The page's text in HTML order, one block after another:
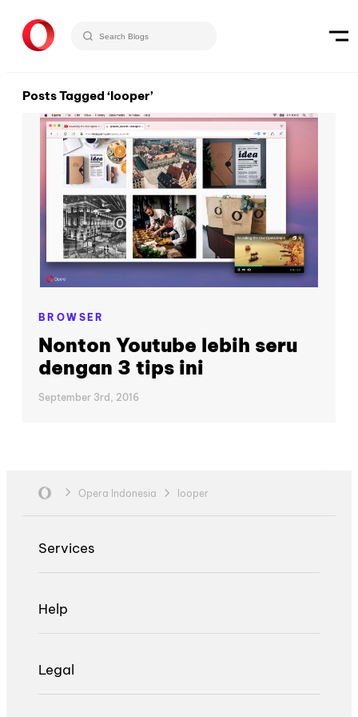
Posts Tagged ‘looper’
BROWSER
Nonton Youtube lebih seru
dengan 3 tips ini
September 3rd, 2016
Opera Indonesia looper
Services
Help
Legal